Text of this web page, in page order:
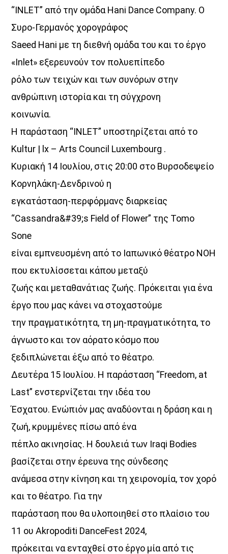
“INLET” από την ομάδα Hani Dance Company. Ο
Συρο-Γερμανός χορογράφος
Saeed Hani με τη διεθνή ομάδα του και το έργο
«Inlet» εξερευνούν τον πολυεπίπεδο
ρόλο των τειχών και των συνόρων στην
ανθρώπινη ιστορία και τη σύγχρονη
κοινωνία.
Η παράσταση “INLET” υποστηρίζεται από το
Kultur | lx – Arts Council Luxembourg .
Κυριακή 14 Ιουλίου, στις 20:00 στο Βυρσοδεψείο
Κορνηλάκη-Δενδρινού η
εγκατάσταση-περφόρμανς διαρκείας
“Cassandra&#39;s Field of Flower” της Tomo
Sone
είναι εμπνευσμένη από το Ιαπωνικό θέατρο ΝΟΗ
που εκτυλίσσεται κάπου μεταξύ
ζωής και μεταθανάτιας ζωής. Πρόκειται για ένα
έργο που μας κάνει να στοχαστούμε
την πραγματικότητα, τη μη-πραγματικότητα, το
άγνωστο και τον αόρατο κόσμο που
ξεδιπλώνεται έξω από το θέατρο.
Δευτέρα 15 Ιουλίου. Η παράσταση “Freedom, at
Last” ενστερνίζεται την ιδέα του
Έσχατου. Ενώπιόν μας αναδύονται η δράση και η
ζωή, κρυμμένες πίσω από ένα
πέπλο ακινησίας. Η δουλειά των Iraqi Bodies
βασίζεται στην έρευνα της σύνδεσης
ανάμεσα στην κίνηση και τη χειρονομία, τον χορό
και το θέατρο. Για την
παράσταση που θα υλοποιηθεί στο πλαίσιο του
11 ου Akropoditi DanceFest 2024,
πρόκειται να ενταχθεί στο έργο μία από τις